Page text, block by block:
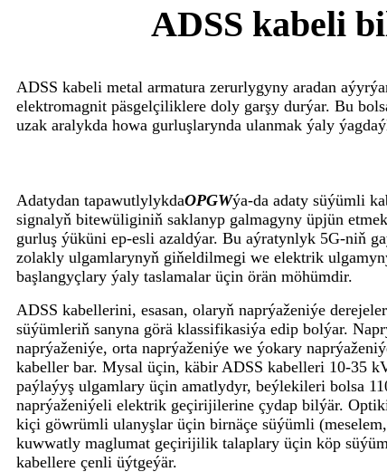
ADSS kabeli
ADSS kabeli metal armatura zerurlygyny aradan
elektromagnit päsgelçiliklere doly garşy durýar. Bu
uzak aralykda howa gurluşlarynda ulanmak ýaly
Adatydan tapawutlylykdaOPGWýa-da adaty süýümli
signalyň bitewüliginiň saklanyp galmagyny üpjün
gurluş ýüküni ep-esli azaldýar. Bu aýratynlyk 5G-niň
zolakly ulgamlarynyň giňeldilmegi we elektrik
başlangyçlary ýaly taslamalar üçin örän möhümdir.
ADSS kabellerini, esasan, olaryň naprýaženiýe
süýümleriň sanyna görä klassifikasiýa edip bolýar.
naprýaženiýe, orta naprýaženiýe we ýokary
kabeller bar. Mysal üçin, käbir ADSS kabelleri 10-35
paýlaýyş ulgamlary üçin amatlydyr, beýlekileri bolsa
naprýaženiýeli elektrik geçirijilerine çydap bilýär.
kiçi göwrümli ulanyşlar üçin birnäçe süýümli
kuwwatly maglumat geçirijilik talaplary üçin köp
kabellere çenli üýtgeýär.